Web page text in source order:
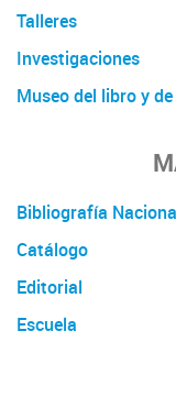
Talleres
Investigaciones
Museo del libro y
Bibliografía
Catálogo
Editorial
Escuela